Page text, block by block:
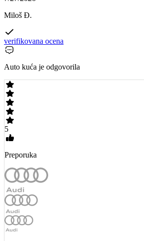
Miloš Đ.
verifikovana ocena
Auto kuća je odgovorila
5
Preporuka